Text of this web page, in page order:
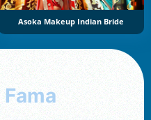
Asoka Makeup Indian Bride
Fama